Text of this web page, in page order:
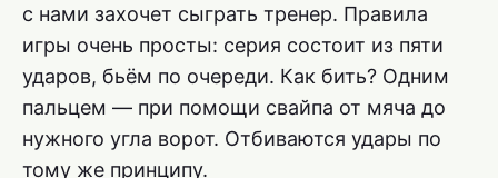
с нами захочет сыграть тренер. Правила
игры очень просты: серия состоит из пяти
ударов, бьём по очереди. Как бить? Одним
пальцем — при помощи свайпа от мяча до
нужного угла ворот. Отбиваются удары по
тому же принципу.